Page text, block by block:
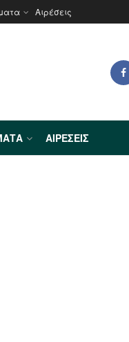
Αιρέσεις
ΑΙΡΈΣΕΙΣ